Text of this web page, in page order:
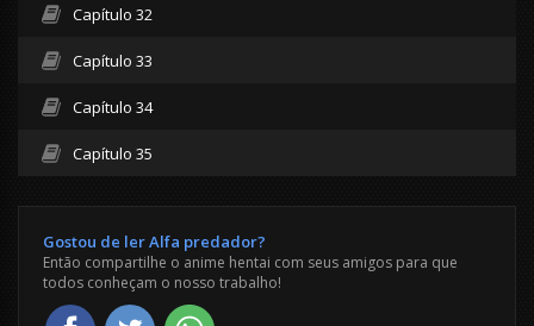
Capítulo 32
Capítulo 33
Capítulo 34
Capítulo 35
Gostou de ler Alfa predador?
Então compartilhe o anime hentai com seus amigos para que
todos conheçam o nosso trabalho!